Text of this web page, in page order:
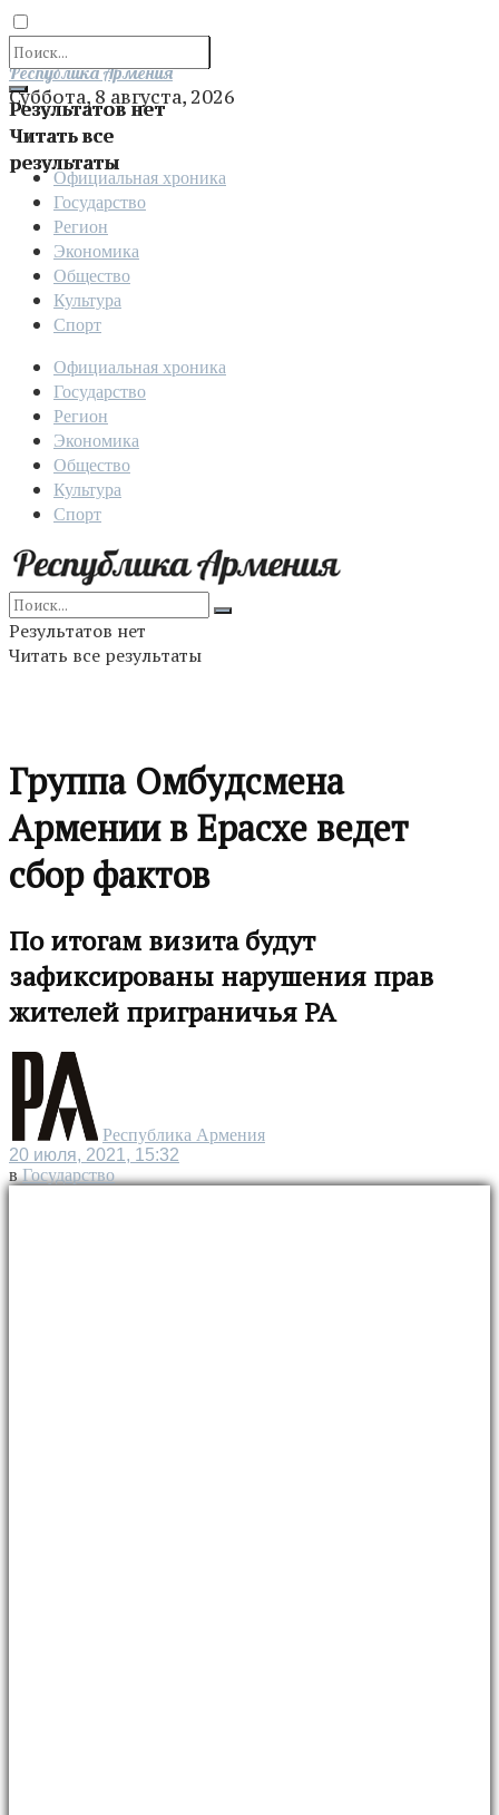
Результатов нет
Читать все
результаты
Отправить
Республика Армения
Суббота, 8 августа, 2026
Официальная хроника
Государство
Регион
Экономика
Общество
Культура
Спорт
Официальная хроника
Государство
Регион
Экономика
Общество
Культура
Спорт
Результатов нет
Читать все результаты
Группа Омбудсмена
Армении в Ерасхе ведет
сбор фактов
По итогам визита будут
зафиксированы нарушения прав
жителей приграничья РА
Республика Армения
20 июля, 2021, 15:32
в Государство